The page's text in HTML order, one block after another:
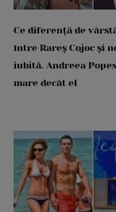
Ce diferență de
între Rareș Cojoc și
iubită. Andreea
mare decât el